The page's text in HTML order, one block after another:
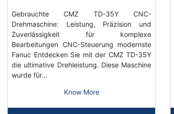
Gebrauchte CMZ TD-35Y CNC-
Drehmaschine: Leistung, Präzision und
Zuverlässigkeit für komplexe
Bearbeitungen CNC-Steuerung modernste
Fanuc Entdecken Sie mit der CMZ TD-35Y
die ultimative Drehleistung. Diese Maschine
wurde für…
Know More